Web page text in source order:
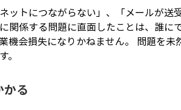
ットにつながらない」、「メールが送
関係する問題に直面したことは、誰に
機会損失になりかねません。 問題を
る